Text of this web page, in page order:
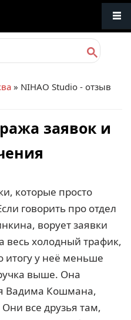
» NIHAO Studio - отзыв
заявок и
которые просто
говорить про отдел
ворует заявки
весь холодный трафик,
итогу у неё меньше
выше. Она
Вадима Кошмана,
все друзья там,